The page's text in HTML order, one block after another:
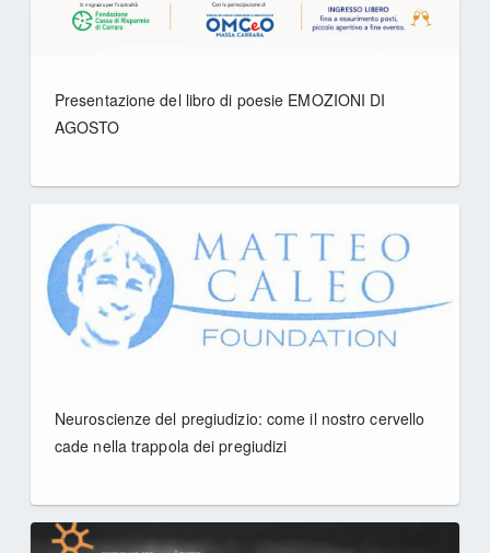
Presentazione del libro di poesie EMOZIONI DI
AGOSTO
Neuroscienze del pregiudizio: come il nostro cervello
cade nella trappola dei pregiudizi